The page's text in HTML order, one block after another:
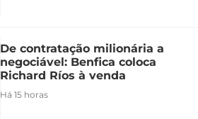
De contratação milionária a
negociável: Benfica coloca
Richard Ríos à venda
Há 15 horas